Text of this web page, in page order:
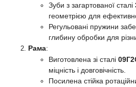
Зуби з загартованої сталі
геометрією для
Регульовані пружини
глибину обробки для
Рама:
Виготовлена зі сталі
міцність і довговічність.
Посилена стійка